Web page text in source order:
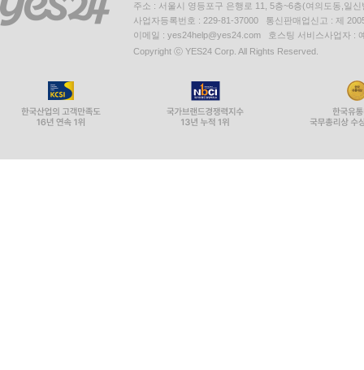
주소 : 서울시 영등포구 은행로 11, 5층~6층(여의도동,일신
사업자등록번호 : 229-81-37000 통신판매업신고 : 제
이메일 : yes24help@yes24.com 호스팅 서비스사업자 :
Copyright ⓒ YES24 Corp. All Rights Reserved.